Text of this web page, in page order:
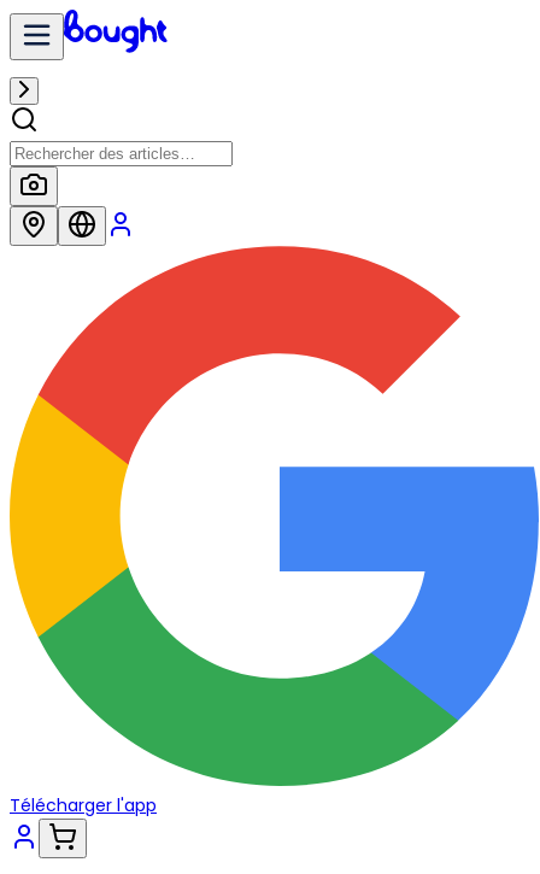
Télécharger l'app